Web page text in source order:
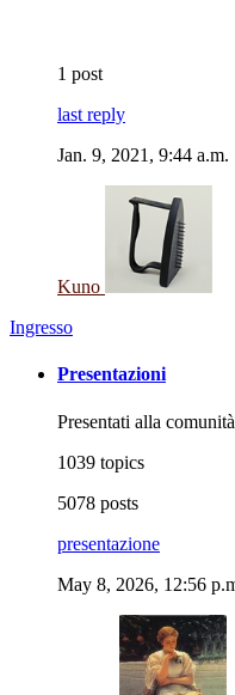
1 post
last reply
Jan. 9, 2021, 9:44 a.m.
Kuno
Ingresso
Presentazioni
Presentati alla
1039 topics
5078 posts
presentazione
May 8, 2026, 12:56